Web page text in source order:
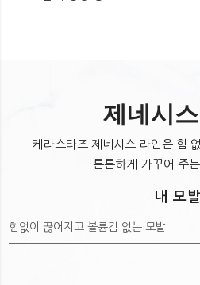
제네시
케라스타즈 제네시스 라인은 힘
튼튼하게 가꾸어 주
내 모발